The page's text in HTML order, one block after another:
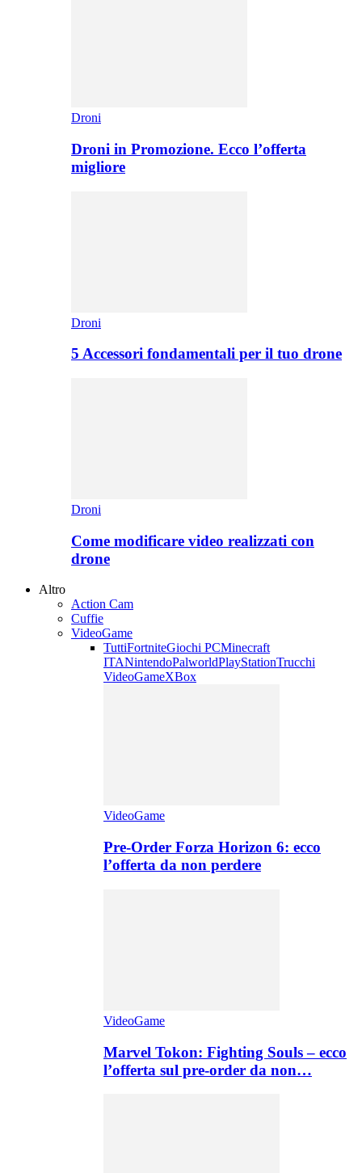
Droni
Droni in Promozione. Ecco l’offerta
migliore
Droni
5 Accessori fondamentali per il tuo drone
Droni
Come modificare video realizzati con
drone
Altro
Action Cam
Cuffie
VideoGame
TuttiFortniteGiochi PCMinecraft
ITANintendoPalworldPlayStationTrucchi
VideoGameXBox
VideoGame
Pre-Order Forza Horizon 6: ecco
l’offerta da non perdere
VideoGame
Marvel Tokon: Fighting Souls – ecco
l’offerta sul pre-order da non…